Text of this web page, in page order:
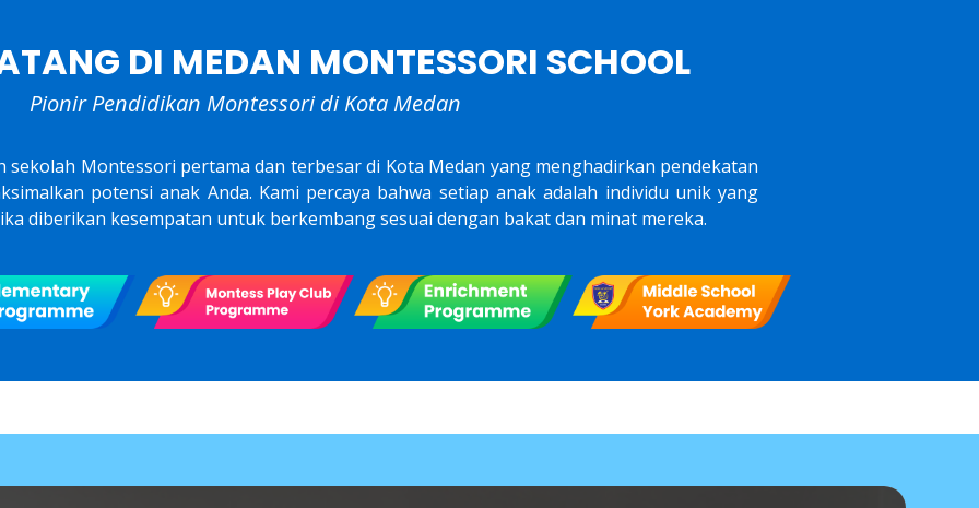
DI MEDAN MONTESSORI SCHOOL
Pionir Pendidikan Montessori di Kota Medan
sekolah Montessori pertama dan terbesar di Kota Medan yang menghadirkan pendekatan
potensi anak Anda. Kami percaya bahwa setiap anak adalah individu unik yang
diberikan kesempatan untuk berkembang sesuai dengan bakat dan minat mereka.